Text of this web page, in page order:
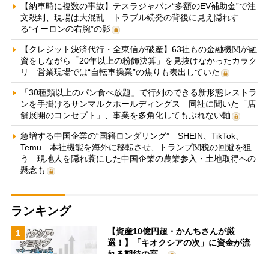
【納車時に複数の事故】テスラジャパン“多額のEV補助金”で注
文殺到、現場は大混乱 トラブル続発の背後に見え隠れす
る“イーロンの右腕”の影
【クレジット決済代行・全東信が破産】63社もの金融機関が融
資をしながら「20年以上の粉飾決算」を見抜けなかったカラク
リ 営業現場では“自転車操業”の焦りも表出していた
「30種類以上のパン食べ放題」で行列のできる新形態レストラ
ンを手掛けるサンマルクホールディングス 同社に聞いた「店
舗展開のコンセプト」、事業を多角化してもぶれない軸
急増する中国企業の“国籍ロンダリング” SHEIN、TikTok、
Temu…本社機能を海外に移転させ、トランプ関税の回避を狙
う 現地人を隠れ蓑にした中国企業の農業参入・土地取得への
懸念も
ランキング
1
【資産10億円超・かんちさんが厳
選！】「キオクシアの次」に資金が流